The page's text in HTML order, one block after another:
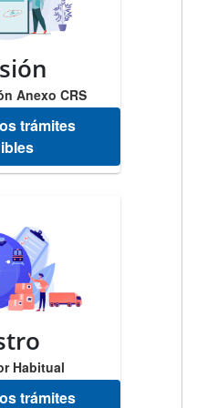
Anexo CRS
trámites
Habitual
trámites